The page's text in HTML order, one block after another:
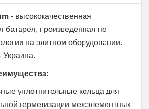
- высококачественная
батарея, произведенная по
на элитном оборудовании.
Украина.
уплотнительные кольца для
герметизации межэлементных